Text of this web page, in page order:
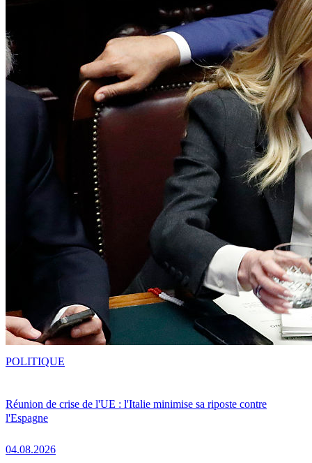
Réunion de crise de l'UE : l'Italie minimise sa riposte contre
l'Espagne
04.08.2026
POLITIQUE